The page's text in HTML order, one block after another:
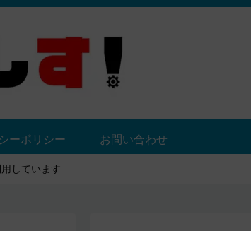
ーポリシー お問い合わせ
しています